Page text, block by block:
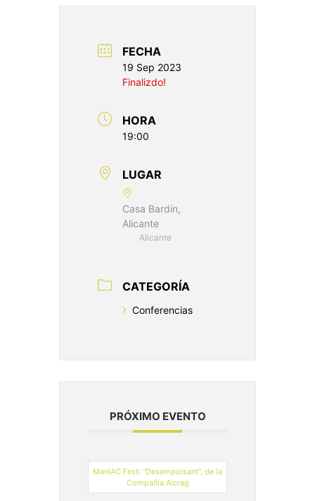
FECHA
19 Sep 2023
Finalizdo!
HORA
19:00
LUGAR
Casa Bardin,
Alicante
Alicante
CATEGORÍA
Conferencias
PRÓXIMO EVENTO
ManIAC Fest: “Desempolsant”, de la
Compañía Aicrag